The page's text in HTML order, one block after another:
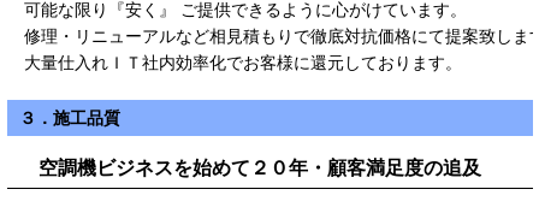
可能な限り『安く』 ご提供できるように心がけています。
修理・リニューアルなど相見積もりで徹底対抗価格にて提案致しま
大量仕入れＩＴ社内効率化でお客様に還元しております。
３．施工品質
空調機ビジネスを始めて２０年・顧客満足度の追及